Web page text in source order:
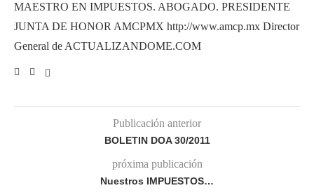
MAESTRO EN IMPUESTOS. ABOGADO. PRESIDENTE
JUNTA DE HONOR AMCPMX http://www.amcp.mx Director
General de ACTUALIZANDOME.COM
Publicación anterior
BOLETIN DOA 30/2011
próxima publicación
Nuestros IMPUESTOS…